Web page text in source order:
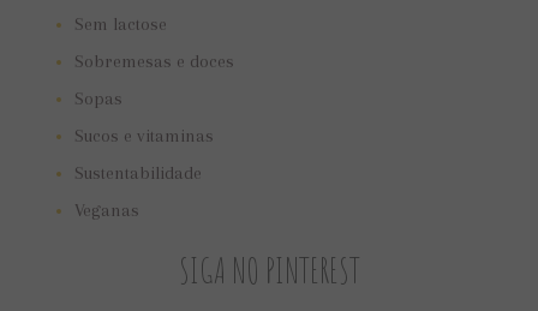
Sem lactose
Sobremesas e doces
Sopas
Sucos e vitaminas
Sustentabilidade
Veganas
SIGA NO PINTEREST